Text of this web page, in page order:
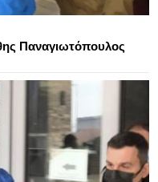
Παναγιωτόπουλος